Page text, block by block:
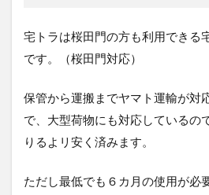
宅トラは桜田門の方も利用できる
です。（桜田門対応）
保管から運搬までヤマト運輸が対
で、大型荷物にも対応しているの
りるよリ安く済みます。
ただし最低でも６カ月の使用が必